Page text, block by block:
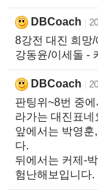
DBCoach
8강전 대진 희망
강동윤/이세돌 -
DBCoach
판팅위~8번 중
라가는 대진표네
앞에서는 박영훈
다.
뒤에서는 커제-
험난해보입니다.